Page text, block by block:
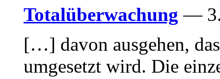
Totalüberwachung — 3.
[…] davon ausgehen,
umgesetzt wird. Die